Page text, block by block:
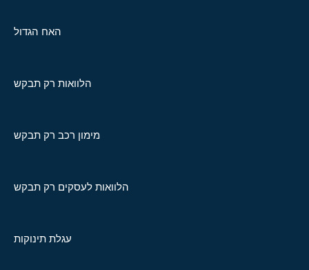
האח הגדול
הלוואות רק תבקש
מימון רכב רק תבקש
הלוואות לעסקים רק תבקש
עגלת תינוקות